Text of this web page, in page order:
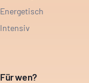
Energetisch
Intensiv
Für wen?